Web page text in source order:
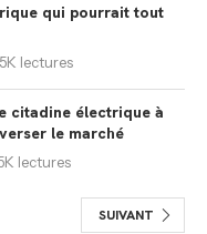
qui pourrait tout
lectures
citadine électrique à
le marché
lectures
SUIVANT